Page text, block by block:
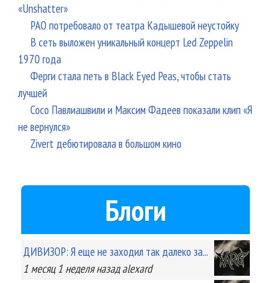
«Unshatter»
РАО потребовало от театра Кадышевой неустойку
В сеть выложен уникальный концерт Led Zeppelin
1970 года
Ферги стала петь в Black Eyed Peas, чтобы стать
лучшей
Сосо Павлиашвили и Максим Фадеев показали клип «Я
не вернулся»
Zivert дебютировала в большом кино
Блоги
ДИВИЗОР: Я еще не заходил так далеко за...
1 месяц 1 неделяназад alexard